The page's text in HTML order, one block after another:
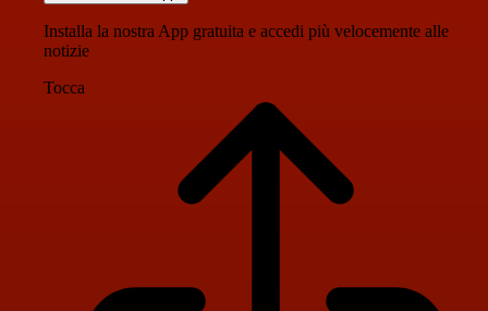
Installa la nostra App gratuita e accedi più velocemente alle
notizie
Tocca